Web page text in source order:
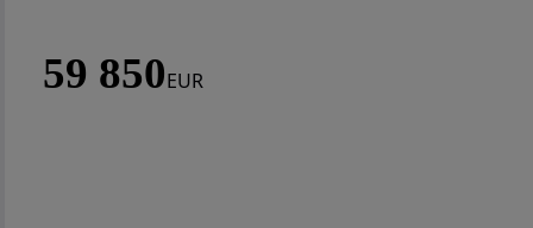
59 850EUR